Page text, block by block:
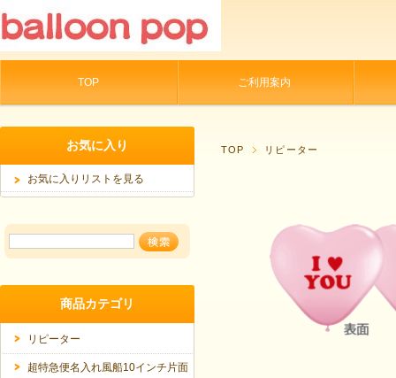
TOP ご利用案内
TOP リピーター
お気に入り
お気に入りリストを見る
商品カテゴリ
リピーター
超特急便名入れ風船10インチ片面